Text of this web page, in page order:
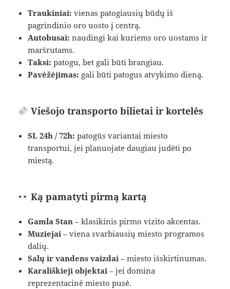
Traukiniai: vienas patogiausių būdų iš
pagrindinio oro uosto į centrą.
Autobusai: naudingi kai kuriems oro uostams ir
maršrutams.
Taksi: patogu, bet gali būti brangiau.
Pavėžėjimas: gali būti patogus atvykimo dieną.
Viešojo transporto bilietai ir kortelės
SL 24h / 72h: patogūs variantai miesto
transportui, jei planuojate daugiau judėti po
miestą.
Ką pamatyti pirmą kartą
Gamla Stan – klasikinis pirmo vizito akcentas.
Muziejai – viena svarbiausių miesto programos
dalių.
Salų ir vandens vaizdai – miesto išskirtinumas.
Karališkieji objektai – jei domina
reprezentacinė miesto pusė.